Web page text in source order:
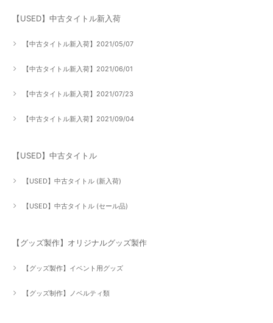
【USED】中古タイトル新入荷
【中古タイトル新入荷】2021/05/07
【中古タイトル新入荷】2021/06/01
【中古タイトル新入荷】2021/07/23
【中古タイトル新入荷】2021/09/04
【USED】中古タイトル
【USED】中古タイトル (新入荷)
【USED】中古タイトル (セール品)
【グッズ製作】オリジナルグッズ製作
【グッズ製作】イベント用グッズ
【グッズ制作】ノベルティ類